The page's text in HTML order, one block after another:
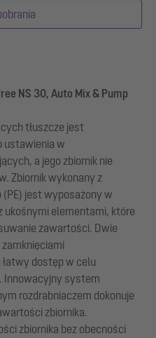
NS 30, Auto Mix & Pump
tłuszcze jest
ustawienia w
a jego zbiornik nie
Zbiornik wykonany z
jest wyposażony w
ukośnymi elementami, które
zawartości. Dwie
dostęp w celu
Innowacyjny system
rozdrabniaczem dokonuje
zbiornika.
zbiornika bez obecności